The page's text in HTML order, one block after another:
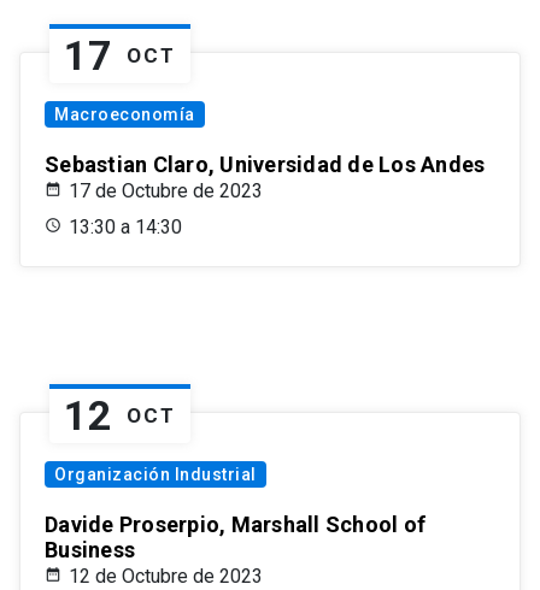
17 OCT
Macroeconomía
Sebastian Claro, Universidad de Los Andes
17 de Octubre de 2023
13:30 a 14:30
12 OCT
Organización Industrial
Davide Proserpio, Marshall School of
Business
12 de Octubre de 2023